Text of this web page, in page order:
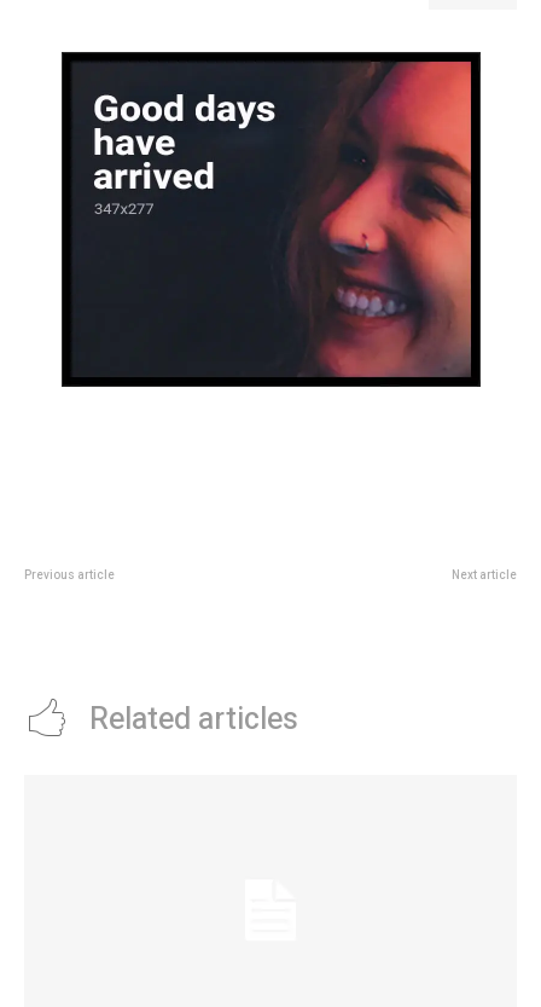
Previous article Next article
Related articles